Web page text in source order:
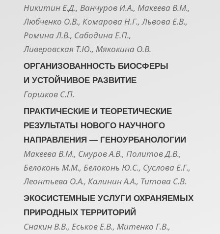
Никитин Е.Д., Ванчуров И.А., Макеева В.М.,
Любченко О.В., Комарова Н.Г., Львова Е.В.,
Ромина Л.В., Сабодина Е.П.,
Ливеровская Т.Ю., Мякокина О.В.
ОРГАНИЗОВАННОСТЬ БИОСФЕРЫ
И УСТОЙЧИВОЕ РАЗВИТИЕ
Горшков С.П.
ПРАКТИЧЕСКИЕ И ТЕОРЕТИЧЕСКИЕ
РЕЗУЛЬТАТЫ НОВОГО НАУЧНОГО
НАПРАВЛЕНИЯ — ГЕНОУРБАНОЛОГИИ
Макеева В.М., Смуров А.В., Политов Д.В.,
Белоконь М.М., Белоконь Ю.С., Суслова Е.Г.,
Леонтьева О.А., Калинин А.А., Титова С.В.
ЭКОСИСТЕМНЫЕ УСЛУГИ ОХРАНЯЕМЫХ
ПРИРОДНЫХ ТЕРРИТОРИЙ
Снакин В.В., Еськов Е.В., Митенко Г.В.,